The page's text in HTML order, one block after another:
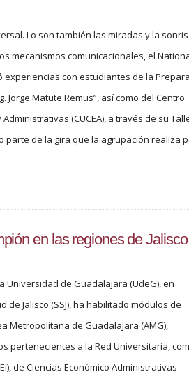
Lo son también las miradas y la
mecanismos comunicacionales, el
experiencias con estudiantes de la
Jorge Matute Remus”, así como del Centro
(CUCEA), a través de su
parte de la gira que la agrupación realiza
en las regiones de Jalisco
Universidad de Guadalajara (UdeG), en
Jalisco (SSJ), ha habilitado módulos de
Metropolitana de Guadalajara (AMG),
pertenecientes a la Red Universitaria,
de Ciencias Económico Administrativas